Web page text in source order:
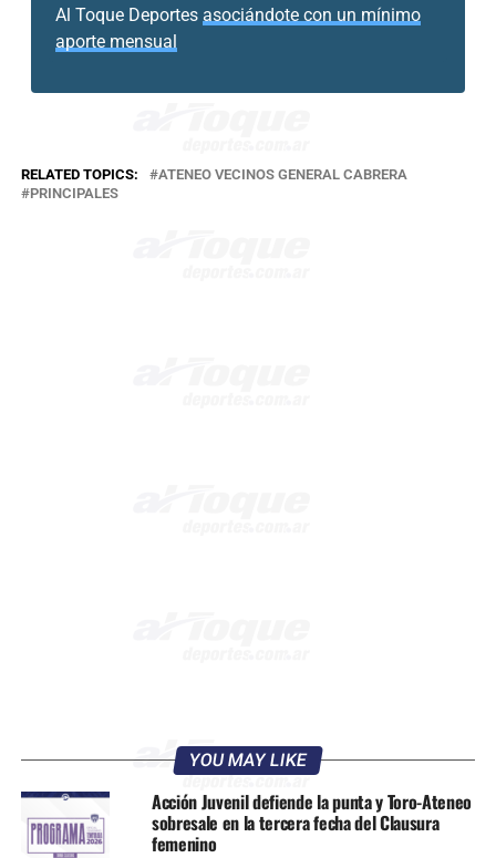
Al Toque Deportes asociándote con un mínimo
aporte mensual
RELATED TOPICS:
ATENEO VECINOS GENERAL CABRERA
PRINCIPALES
YOU MAY LIKE
Acción Juvenil defiende la punta y Toro-Ateneo
sobresale en la tercera fecha del Clausura
femenino